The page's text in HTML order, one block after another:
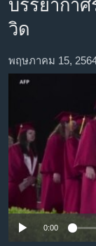
ไป
หน้า
ข้าม
ไป
ค้นหา
ไทย
ธุรกิจ
วิทยาศาสตร์
สังคมและสุขภาพ
ไลฟ์สไตล์
ตรวจสอบข่าว
เรียนรู้ภาษาอัง
พอดคาสต์
ติดตามเรา
บรรยากา
วิด
พฤษภาคม 15,
No
0:00